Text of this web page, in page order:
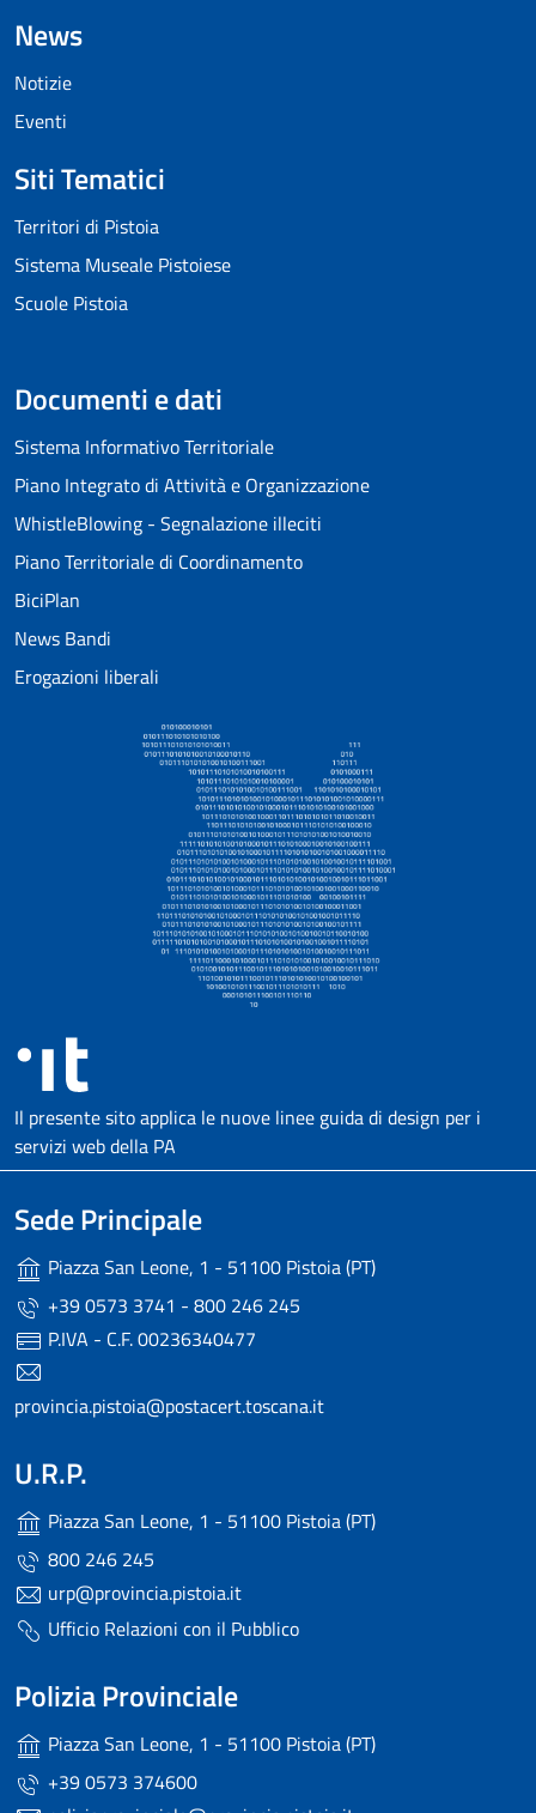
News
Notizie
Eventi
Siti Tematici
Territori di Pistoia
Sistema Museale Pistoiese
Scuole Pistoia
Documenti e dati
Sistema Informativo Territoriale
Piano Integrato di Attività e Organizzazione
WhistleBlowing - Segnalazione illeciti
Piano Territoriale di Coordinamento
BiciPlan
News Bandi
Erogazioni liberali
Il presente sito applica le nuove linee guida di design per i
servizi web della PA
Sede Principale
Piazza San Leone, 1 - 51100 Pistoia (PT)
+39 0573 3741 - 800 246 245
P.IVA - C.F. 00236340477
provincia.pistoia@postacert.toscana.it
U.R.P.
Piazza San Leone, 1 - 51100 Pistoia (PT)
800 246 245
urp@provincia.pistoia.it
Ufficio Relazioni con il Pubblico
Polizia Provinciale
Piazza San Leone, 1 - 51100 Pistoia (PT)
+39 0573 374600